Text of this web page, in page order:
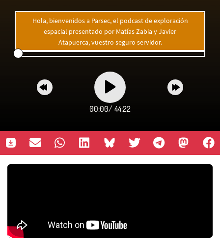
Hola, bienvenidos a Parsec, el podcast de exploración
espacial presentado por Matías Zabia y Javier
Atapuerca, vuestro seguro servidor.
00:00/ 44:22